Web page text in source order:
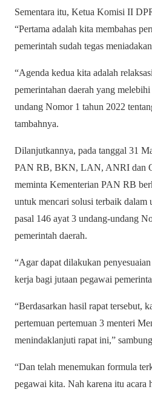
Sementara itu, Ketua Komisi II
“Pertama adalah kita membahas
pemerintah sudah tegas
“Agenda kedua kita adalah
pemerintahan daerah yang
undang Nomor 1 tahun 2022
tambahnya.
Dilanjutkannya, pada tanggal 31
PAN RB, BKN, LAN, ANRI dan
meminta Kementerian PAN RB
untuk mencari solusi terbaik dalam
pasal 146 ayat 3 undang-undang
pemerintah daerah.
“Agar dapat dilakukan
kerja bagi jutaan pegawai
“Berdasarkan hasil rapat tersebut,
pertemuan pertemuan 3 menteri
menindaklanjuti rapat ini,”
“Dan telah menemukan formula
pegawai kita. Nah karena itu